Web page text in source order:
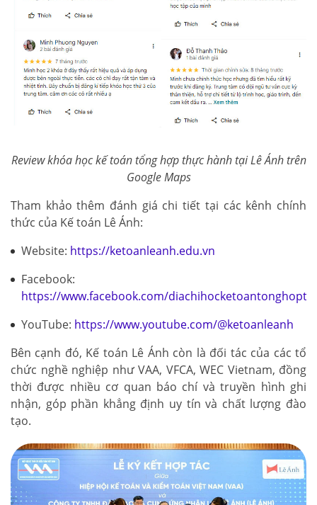
Review khóa học kế toán tổng hợp thực hành tại Lê Ánh trên
Google Maps
Tham khảo thêm đánh giá chi tiết tại các kênh chính
thức của Kế toán Lê Ánh:
Website: https://ketoanleanh.edu.vn
Facebook:
https://www.facebook.com/
YouTube: https://www.youtube.com/@ketoanleanh
Bên cạnh đó, Kế toán Lê Ánh còn là đối tác của các tổ
chức nghề nghiệp như VAA, VFCA, WEC Vietnam, đồng
thời được nhiều cơ quan báo chí và truyền hình ghi
nhận, góp phần khẳng định uy tín và chất lượng đào
tạo.